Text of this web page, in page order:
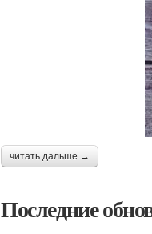
читать дальше →
Последние